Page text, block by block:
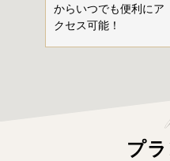
からいつでも便利にア
クセス可能！
プ